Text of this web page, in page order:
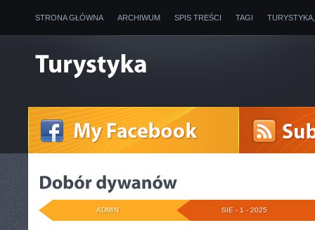
STRONA GŁÓWNA ARCHIWUM SPIS TREŚCI TAGI
SIE - 1 - 2025
ADMIN